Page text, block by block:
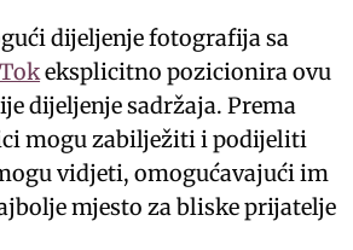
dijeljenje fotografija sa
eksplicitno pozicionira ovu
dijeljenje sadržaja. Prema
mogu zabilježiti i podijeliti
vidjeti, omogućavajući im
mjesto za bliske prijatelje